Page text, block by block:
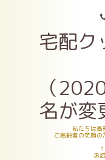
宅配ク
（
名が変
私たちは高
ご高齢者の笑顔の
お